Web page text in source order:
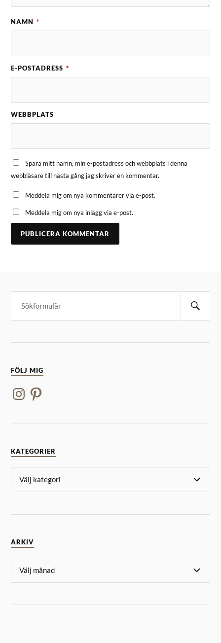
NAMN *
E-POSTADRESS *
WEBBPLATS
Spara mitt namn, min e-postadress och webbplats i denna
webbläsare till nästa gång jag skriver en kommentar.
Meddela mig om nya kommentarer via e-post.
Meddela mig om nya inlägg via e-post.
FÖLJ MIG
KATEGORIER
ARKIV